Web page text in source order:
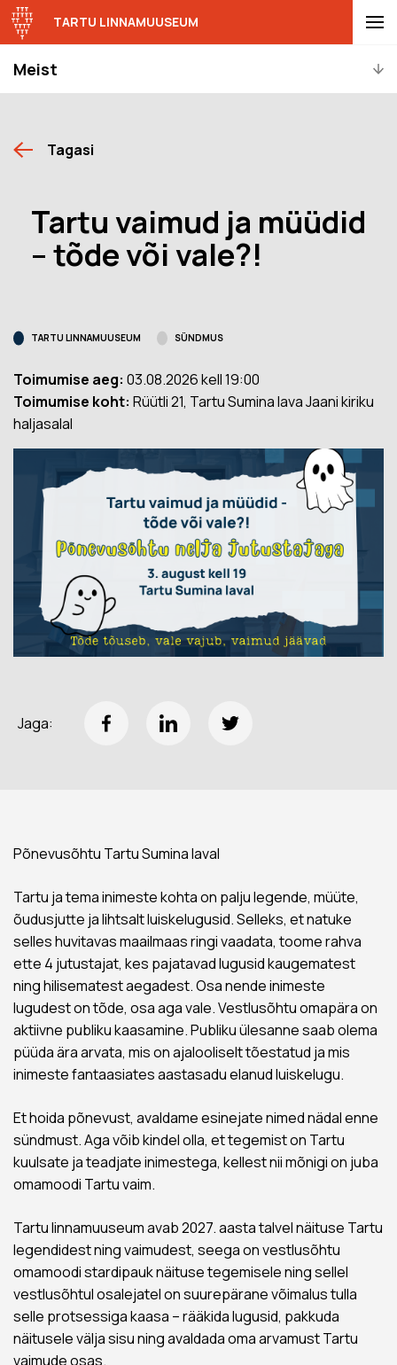
Meist
TARTU LINNAMUUSEUM
Tagasi
Tartu vaimud ja müüdid
– tõde või vale?!
TARTU LINNAMUUSEUM SÜNDMUS
Toimumise aeg: 03.08.2026 kell 19:00
Toimumise koht: Rüütli 21, Tartu Sumina lava Jaani kiriku
haljasalal
Jaga:
Põnevusõhtu Tartu Sumina laval
Tartu ja tema inimeste kohta on palju legende, müüte,
õudusjutte ja lihtsalt luiskelugusid. Selleks, et natuke
selles huvitavas maailmaas ringi vaadata, toome rahva
ette 4 jutustajat, kes pajatavad lugusid kaugematest
ning hilisematest aegadest. Osa nende inimeste
lugudest on tõde, osa aga vale. Vestlusõhtu omapära on
aktiivne publiku kaasamine. Publiku ülesanne saab olema
püüda ära arvata, mis on ajalooliselt tõestatud ja mis
inimeste fantaasiates aastasadu elanud luiskelugu.
Et hoida põnevust, avaldame esinejate nimed nädal enne
sündmust. Aga võib kindel olla, et tegemist on Tartu
kuulsate ja teadjate inimestega, kellest nii mõnigi on juba
omamoodi Tartu vaim.
Tartu linnamuuseum avab 2027. aasta talvel näituse Tartu
legendidest ning vaimudest, seega on vestlusõhtu
omamoodi stardipauk näituse tegemisele ning sellel
vestlusõhtul osalejatel on suurepärane võimalus tulla
selle protsessiga kaasa – rääkida lugusid, pakkuda
näitusele välja sisu ning avaldada oma arvamust Tartu
vaimude osas.